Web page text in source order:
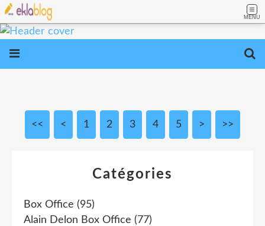
MENU
<< < 1 2 3 4 5 > >>
Catégories
Box Office (95)
Alain Delon Box Office (77)